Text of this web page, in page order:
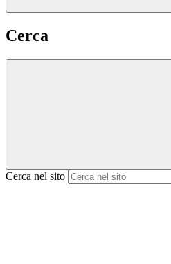
Cerca
Cerca nel sito